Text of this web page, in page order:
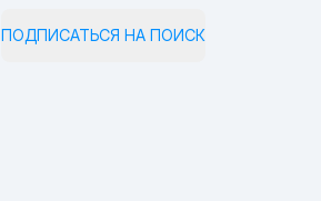
ПОДПИСАТЬСЯ НА ПОИСК